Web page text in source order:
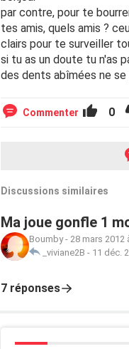
par contre, pour te
tes amis, quels amis ?
clairs pour te surveiller
si tu as un doute tu n'as
des dents abîmées ne se
Commenter 0
Discussions similaires
Ma joue gonfle 1
Boumby- 28 mars 2012
_viviane2B - 11 déc.
7 réponses